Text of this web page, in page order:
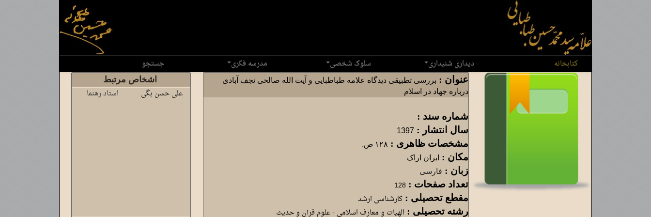
کتابخانه دیداری شنیداری سلوک شخصی مدرسه فکری جستجو
عنوان : بررسی تطبیقی دیدگاه علامه طباطبایی و آیت الله صالحی نجف آبادی
درباره جهاد در اسلام
شماره سند :
سال انتشار : 1397
مشخصات ظاهری : ۱۲۸ ص.
مکان : ایران اراک
زبان : فارسی
تعداد صفحات : 128
مقطع تحصیلی : کارشناسی ارشد
رشته تحصیلی : الهیات و معارف اسلامی - علوم قرآن و حدیث
اشخاص مرتبط
علی حسن بگی استاد رهنما